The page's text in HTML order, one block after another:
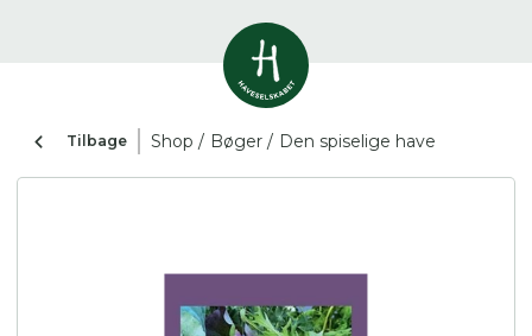
0resultater
haver.
Tilbage Shop / Bøger / Den spiselige have